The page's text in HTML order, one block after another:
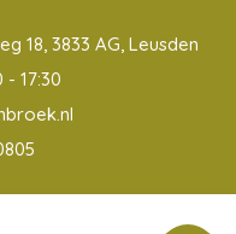
18, 3833 AG, Leusden
17:30